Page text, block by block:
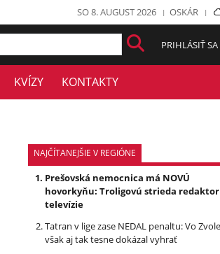
SO 8. AUGUST 2026 OSKÁR
PRIHLÁSIŤ SA
KVÍZY KONTAKTY
NAJČÍTANEJŠIE V REGIÓNE
Prešovská nemocnica má NOVÚ
hovorkyňu: Troligovú strieda
televízie
Tatran v lige zase NEDAL penaltu: Vo
však aj tak tesne dokázal vyhrať